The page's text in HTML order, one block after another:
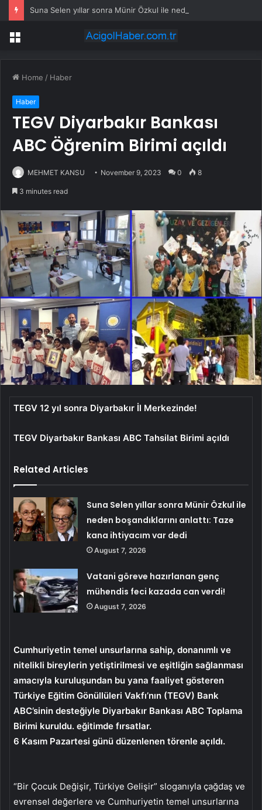
Menu
Home / Haber
Haber
TEGV Diyarbakır Bankası
ABC Öğrenim Birimi açıldı
MEHMET KANSU November 9, 2023 0 8
3 minutes read
TEGV 12 yıl sonra Diyarbakır İl Merkezinde!
TEGV Diyarbakır Bankası ABC Tahsilat Birimi açıldı
Related Articles
Suna Selen yıllar sonra Münir Özkul ile
neden boşandıklarını anlattı: Taze
kana ihtiyacım var dedi
August 7, 2026
Vatani göreve hazırlanan genç
mühendis feci kazada can verdi!
August 7, 2026
Cumhuriyetin temel unsurlarına sahip, donanımlı ve
nitelikli bireylerin yetiştirilmesi ve eşitliğin sağlanması
amacıyla kuruluşundan bu yana faaliyet gösteren
Türkiye Eğitim Gönüllüleri Vakfı’nın (TEGV) Bank
ABC’sinin desteğiyle Diyarbakır Bankası ABC Toplama
Birimi kuruldu. eğitimde fırsatlar.
6 Kasım Pazartesi günü düzenlenen törenle açıldı.
“Bir Çocuk Değişir, Türkiye Gelişir” sloganıyla çağdaş ve
evrensel değerlere ve Cumhuriyetin temel unsurlarına